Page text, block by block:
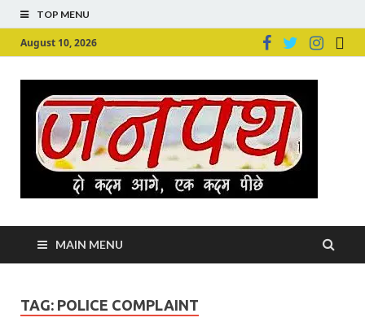
TOP MENU
August 10, 2026
MAIN MENU
TAG: POLICE COMPLAINT